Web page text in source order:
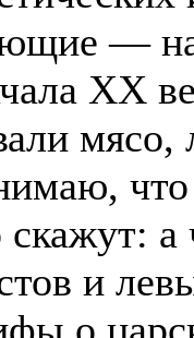
—
ХХ
что
скажут:
и